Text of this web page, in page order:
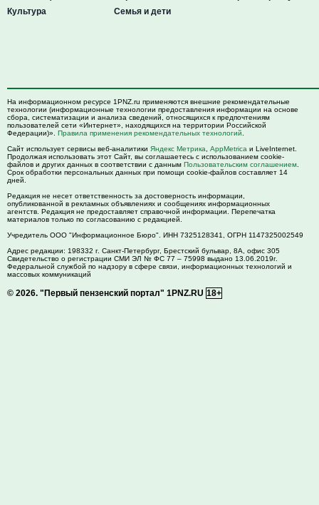
Культура
Семья и дети
На информационном ресурсе 1PNZ.ru применяются внешние рекомендательные
технологии (информационные технологии предоставления информации на основе
сбора, систематизации и анализа сведений, относящихся к предпочтениям
пользователей сети «Интернет», находящихся на территории Российской
Федерации)». Правила применения рекомендательных технологий
Сайт использует сервисы веб-аналитики Яндекс Метрика AppMetrica и LiveInternet.
Продолжая использовать этот Сайт, вы соглашаетесь с использованием cookie-
файлов и других данных в соответствии с данным Пользовательским соглашением
Срок обработки персональных данных при помощи cookie-файлов составляет 14
дней.
Редакция не несет ответственность за достоверность информации,
опубликованной в рекламных объявлениях и сообщениях информационных
агентств. Редакция не предоставляет справочной информации. Перепечатка
материалов только по согласованию с редакцией.
Учредитель ООО "Информационное Бюро". ИНН 7325128341, ОГРН 1147325002549
Адрес редакции: 198332 г. Санкт-Петербург, Брестский бульвар, 8А, офис 305
Свидетельство о регистрации СМИ ЭЛ № ФС 77 – 75998 выдано 13.06.2019г.
Федеральной службой по надзору в сфере связи, информационных технологий и
массовых коммуникаций
© 2026. "Первый пензенский портал" 1PNZ.RU 18+